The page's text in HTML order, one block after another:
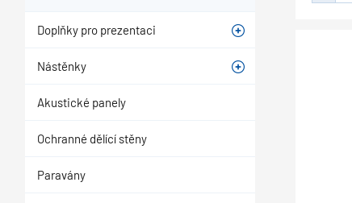
Doplňky pro prezentaci
Nástěnky
Akustické panely
Ochranné dělící stěny
Paravány